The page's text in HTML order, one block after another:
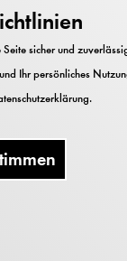
sicher und
Ihr persönliches
.